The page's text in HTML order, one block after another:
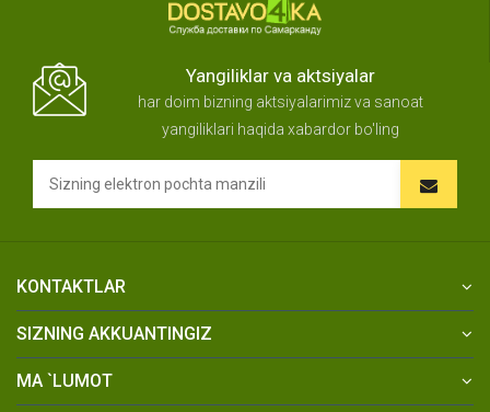
Yangiliklar va aktsiyalar
har doim bizning aktsiyalarimiz va sanoat
yangiliklari haqida xabardor bo'ling
KONTAKTLAR
SIZNING AKKUANTINGIZ
MA `LUMOT